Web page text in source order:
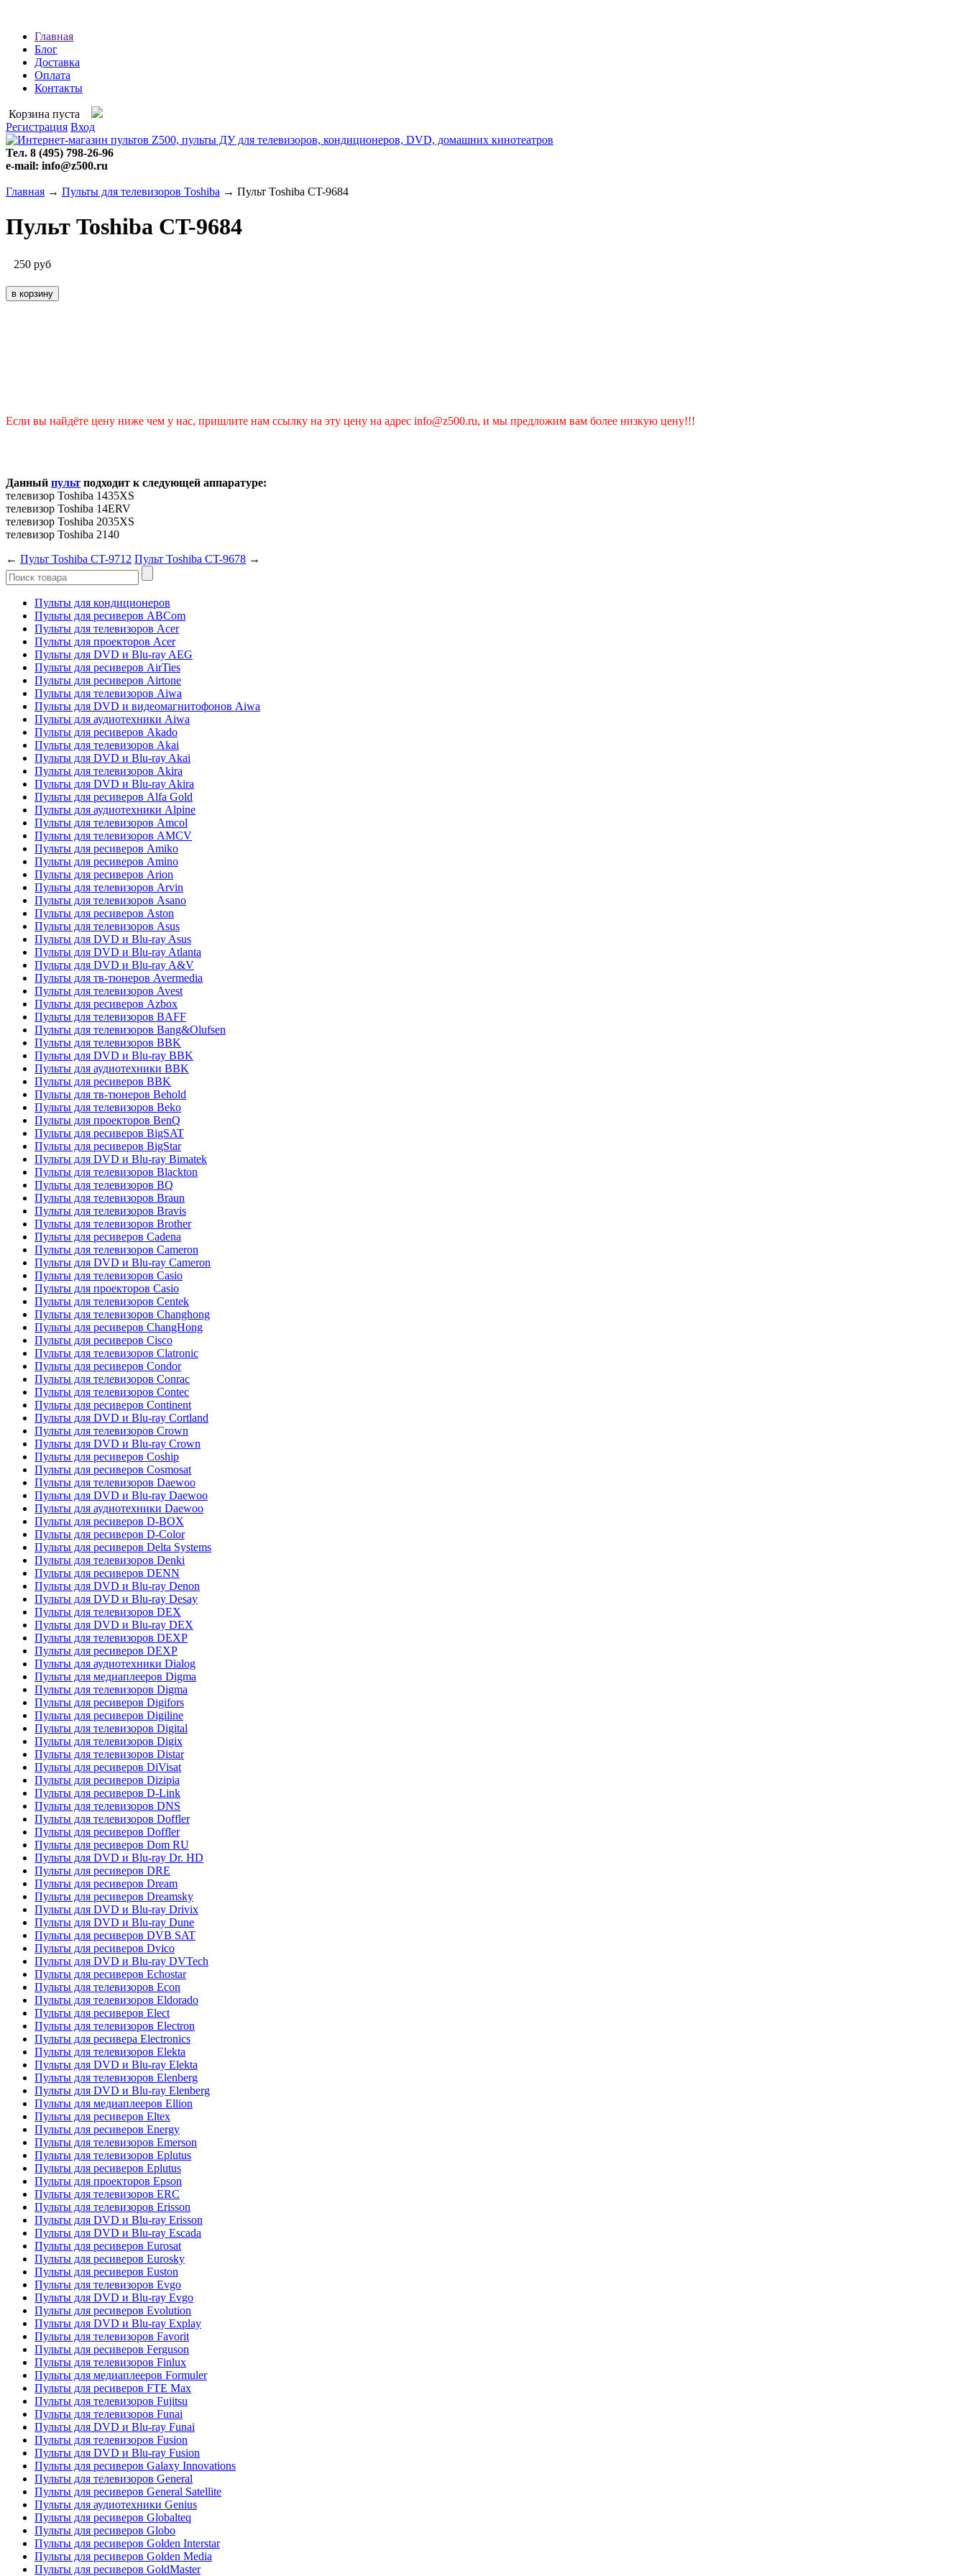
Главная
Блог
Доставка
Оплата
Контакты
Корзина пуста
Регистрация Вход
Тел. 8 (495) 798-26-96
e-mail: info@z500.ru
Главная → Пульты для телевизоров Toshiba → Пульт Toshiba CT-9684
Пульт Toshiba CT-9684
250 руб
Если вы найдёте цену ниже чем у нас, пришлите нам ссылку на эту цену на адрес info@z500.ru, и мы предложим вам более низкую цену!!!
Данный пульт подходит к следующей аппаратуре:
телевизор Toshiba 1435XS
телевизор Toshiba 14ERV
телевизор Toshiba 2035XS
телевизор Toshiba 2140
← Пульт Toshiba CT-9712 Пульт Toshiba CT-9678 →
Пульты для кондиционеров
Пульты для ресиверов ABCom
Пульты для телевизоров Acer
Пульты для проекторов Acer
Пульты для DVD и Blu-ray AEG
Пульты для ресиверов AirTies
Пульты для ресиверов Airtone
Пульты для телевизоров Aiwa
Пульты для DVD и видеомагнитофонов Aiwa
Пульты для аудиотехники Aiwa
Пульты для ресиверов Akado
Пульты для телевизоров Akai
Пульты для DVD и Blu-ray Akai
Пульты для телевизоров Akira
Пульты для DVD и Blu-ray Akira
Пульты для ресиверов Alfa Gold
Пульты для аудиотехники Alpine
Пульты для телевизоров Amcol
Пульты для телевизоров AMCV
Пульты для ресиверов Amiko
Пульты для ресиверов Amino
Пульты для ресиверов Arion
Пульты для телевизоров Arvin
Пульты для телевизоров Asano
Пульты для ресиверов Aston
Пульты для телевизоров Asus
Пульты для DVD и Blu-ray Asus
Пульты для DVD и Blu-ray Atlanta
Пульты для DVD и Blu-ray A&V
Пульты для тв-тюнеров Avermedia
Пульты для телевизоров Avest
Пульты для ресиверов Azbox
Пульты для телевизоров BAFF
Пульты для телевизоров Bang&Olufsen
Пульты для телевизоров BBK
Пульты для DVD и Blu-ray BBK
Пульты для аудиотехники BBK
Пульты для ресиверов BBK
Пульты для тв-тюнеров Behold
Пульты для телевизоров Beko
Пульты для проекторов BenQ
Пульты для ресиверов BigSAT
Пульты для ресиверов BigStar
Пульты для DVD и Blu-ray Bimatek
Пульты для телевизоров Blackton
Пульты для телевизоров BQ
Пульты для телевизоров Braun
Пульты для телевизоров Bravis
Пульты для телевизоров Brother
Пульты для ресиверов Cadena
Пульты для телевизоров Cameron
Пульты для DVD и Blu-ray Cameron
Пульты для телевизоров Casio
Пульты для проекторов Casio
Пульты для телевизоров Centek
Пульты для телевизоров Changhong
Пульты для ресиверов ChangHong
Пульты для ресиверов Cisco
Пульты для телевизоров Clatronic
Пульты для ресиверов Condor
Пульты для телевизоров Conrac
Пульты для телевизоров Contec
Пульты для ресиверов Continent
Пульты для DVD и Blu-ray Cortland
Пульты для телевизоров Crown
Пульты для DVD и Blu-ray Crown
Пульты для ресиверов Coship
Пульты для ресиверов Cosmosat
Пульты для телевизоров Daewoo
Пульты для DVD и Blu-ray Daewoo
Пульты для аудиотехники Daewoo
Пульты для ресиверов D-BOX
Пульты для ресиверов D-Color
Пульты для ресиверов Delta Systems
Пульты для телевизоров Denki
Пульты для ресиверов DENN
Пульты для DVD и Blu-ray Denon
Пульты для DVD и Blu-ray Desay
Пульты для телевизоров DEX
Пульты для DVD и Blu-ray DEX
Пульты для телевизоров DEXP
Пульты для ресиверов DEXP
Пульты для аудиотехники Dialog
Пульты для медиаплееров Digma
Пульты для телевизоров Digma
Пульты для ресиверов Digifors
Пульты для ресиверов Digiline
Пульты для телевизоров Digital
Пульты для телевизоров Digix
Пульты для телевизоров Distar
Пульты для ресиверов DiVisat
Пульты для ресиверов Dizipia
Пульты для ресиверов D-Link
Пульты для телевизоров DNS
Пульты для телевизоров Doffler
Пульты для ресиверов Doffler
Пульты для ресиверов Dom RU
Пульты для DVD и Blu-ray Dr. HD
Пульты для ресиверов DRE
Пульты для ресиверов Dream
Пульты для ресиверов Dreamsky
Пульты для DVD и Blu-ray Drivix
Пульты для DVD и Blu-ray Dune
Пульты для ресиверов DVB SAT
Пульты для ресиверов Dvico
Пульты для DVD и Blu-ray DVTech
Пульты для ресиверов Echostar
Пульты для телевизоров Econ
Пульты для телевизоров Eldorado
Пульты для ресиверов Elect
Пульты для телевизоров Electron
Пульты для ресивера Electronics
Пульты для телевизоров Elekta
Пульты для DVD и Blu-ray Elekta
Пульты для телевизоров Elenberg
Пульты для DVD и Blu-ray Elenberg
Пульты для медиаплееров Ellion
Пульты для ресиверов Eltex
Пульты для ресиверов Energy
Пульты для телевизоров Emerson
Пульты для телевизоров Eplutus
Пульты для ресиверов Eplutus
Пульты для проекторов Epson
Пульты для телевизоров ERC
Пульты для телевизоров Erisson
Пульты для DVD и Blu-ray Erisson
Пульты для DVD и Blu-ray Escada
Пульты для ресиверов Eurosat
Пульты для ресиверов Eurosky
Пульты для ресиверов Euston
Пульты для телевизоров Evgo
Пульты для DVD и Blu-ray Evgo
Пульты для ресиверов Evolution
Пульты для DVD и Blu-ray Explay
Пульты для телевизоров Favorit
Пульты для ресиверов Ferguson
Пульты для телевизоров Finlux
Пульты для медиаплееров Formuler
Пульты для ресиверов FTE Max
Пульты для телевизоров Fujitsu
Пульты для телевизоров Funai
Пульты для DVD и Blu-ray Funai
Пульты для телевизоров Fusion
Пульты для DVD и Blu-ray Fusion
Пульты для ресиверов Galaxy Innovations
Пульты для телевизоров General
Пульты для ресиверов General Satellite
Пульты для аудиотехники Genius
Пульты для ресиверов Globalteq
Пульты для ресиверов Globo
Пульты для ресиверов Golden Interstar
Пульты для ресиверов Golden Media
Пульты для ресиверов GoldMaster